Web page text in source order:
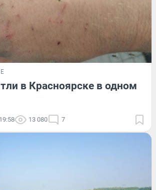
в Красноярске в одном
13 080 7